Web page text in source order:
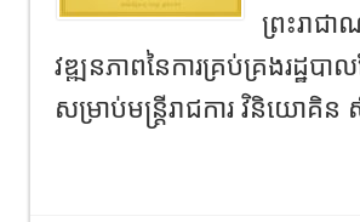
ព្រះរាជ
វឌ្ឍនភាព​នៃ​ការ​គ្រប់គ្រង​រដ្ឋប
សម្រាប់​មន្ត្រីរាជការ​ វិនិយោគិ